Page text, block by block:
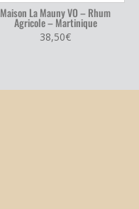
Maison La Mauny VO – Rhum
Agricole – Martinique
38,50€